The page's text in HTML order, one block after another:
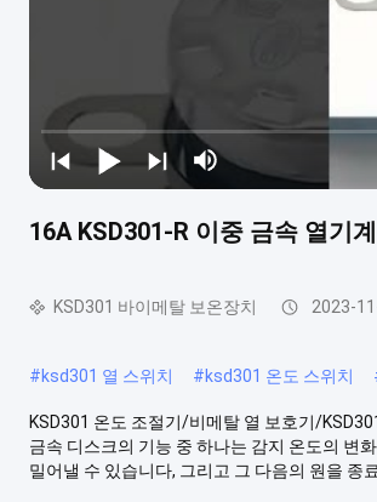
16A KSD301-R 이중 금속 열기
KSD301 바이메탈 보온장치 2023-
#ksd301 열 스위치 #ksd301 온도 스위치
KSD301 온도 조절기/비메탈 열 보호기/
금속 디스크의 기능 중 하나는 감지 온도의 변
밀어낼 수 있습니다, 그리고 그 다음의 원을 종